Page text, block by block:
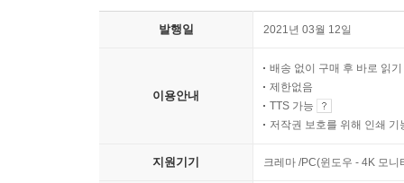
발행일 2021년 03월 12일
이용안내
배송 없이 구매 후 바로 읽기
제한없음
TTS 가능
저작권 보호를 위해 인쇄 기
지원기기 크레마 /PC(윈도우 - 4K 모